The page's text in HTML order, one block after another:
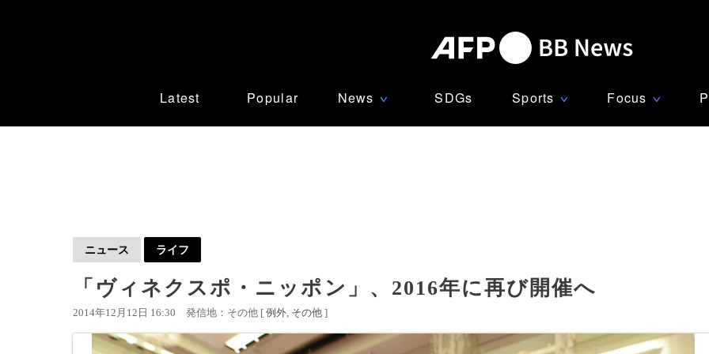
Latest Popular News ∨ SDGs Sports ∨ Focus ∨
ニュース ライフ
「ヴィネクスポ・ニッポン」、2016年に再び開催へ
2014年12月12日 16:30 発信地：その他 [ 例外 その他 ]